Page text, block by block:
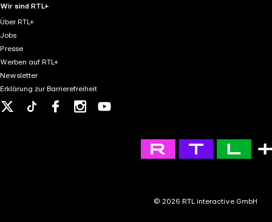
Wir sind RTL+
Über RTL+
Jobs
Presse
Werben auf RTL+
Newsletter
Erklärung zur Barrierefreiheit
Tiktok FacebookInstagram
© 2026 RTL interactive GmbH